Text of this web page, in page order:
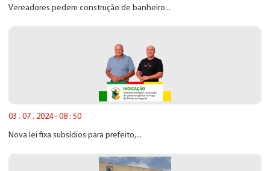
Vereadores pedem construção de banheiro...
03 . 07 . 2024 - 08 : 50
Nova lei fixa subsídios para prefeito,...